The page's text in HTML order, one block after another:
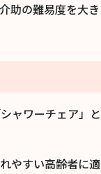
助の難易度を大き
ャワーチェア」と
やすい高齢者に適